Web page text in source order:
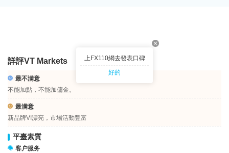
詳評VT Markets
最不满意
不能加點，不能加傭金。
最满意
新品牌VI漂亮，市場活動豐富
平臺素質
客户服务
上FX110網去發表口碑
好的